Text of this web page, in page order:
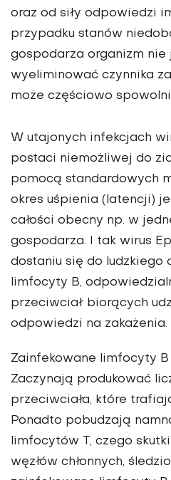
oraz od siły odpowiedzi
przypadku stanów
gospodarza organizm nie
wyeliminować czynnika
może częściowo
W utajonych infekcjach
postaci niemożliwej do
pomocą standardowych
okres uśpienia (latencji)
całości obecny np. w
gospodarza. I tak wirus
dostaniu się do ludzkiego
limfocyty B,
przeciwciał biorących
odpowiedzi na zakażenia.
Zainfekowane limfocyty
Zaczynają produkować
przeciwciała, które
Ponadto pobudzają
limfocytów T, czego
węzłów chłonnych,